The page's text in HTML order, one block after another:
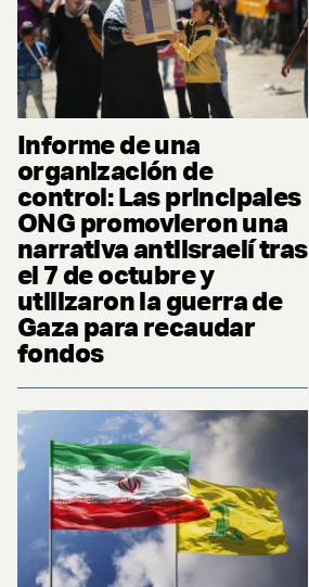
Informe de una
organización de
control: Las principales
ONG promovieron una
narrativa antiisraelí tras
el 7 de octubre y
utilizaron la guerra de
Gaza para recaudar
fondos